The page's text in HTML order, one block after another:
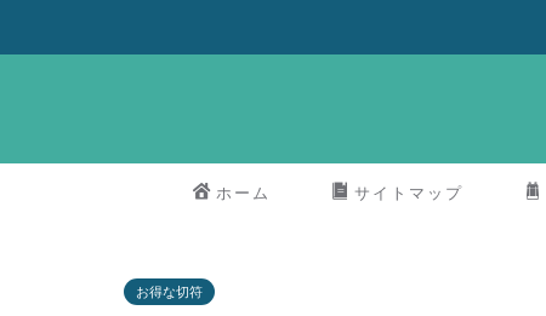
ホーム サイトマップ
お得な切符